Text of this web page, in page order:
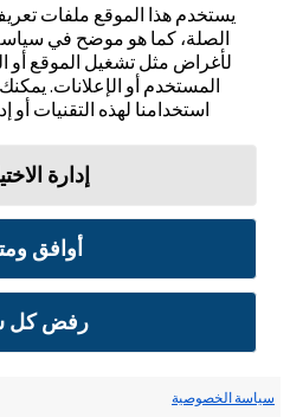
يستخدم هذا الموقع ملفات
الصلة، كما هو موضح في
لأغراض مثل تشغيل الموقع أو
المستخدم أو الإعلانات.
استخدامنا لهذه التقنيات أو
إدارة
أوافق
رفض كل
سياسة الخصوصية